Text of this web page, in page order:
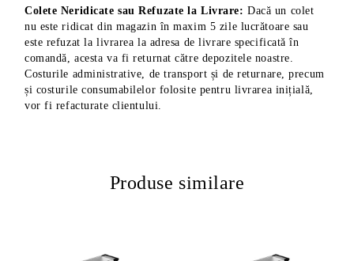
Colete Neridicate sau Refuzate la Livrare: Dacă un colet
nu este ridicat din magazin în maxim 5 zile lucrătoare sau
este refuzat la livrarea la adresa de livrare specificată în
comandă, acesta va fi returnat către depozitele noastre.
Costurile administrative, de transport și de returnare, precum
și costurile consumabilelor folosite pentru livrarea inițială,
vor fi refacturate clientului.
Produse similare